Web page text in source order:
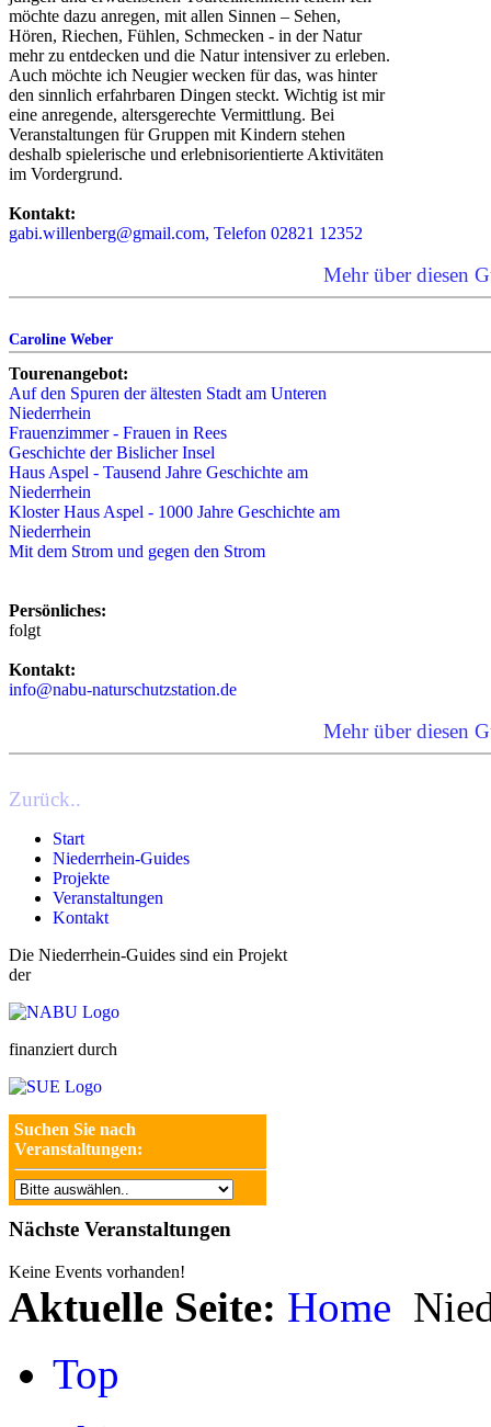
möchte dazu anregen, mit allen Sinnen – Sehen,
Hören, Riechen, Fühlen, Schmecken - in der Natur
mehr zu entdecken und die Natur intensiver zu erleben.
Auch möchte ich Neugier wecken für das, was hinter
den sinnlich erfahrbaren Dingen steckt. Wichtig ist mir
eine anregende, altersgerechte Vermittlung. Bei
Veranstaltungen für Gruppen mit Kindern stehen
deshalb spielerische und erlebnisorientierte Aktivitäten
im Vordergrund.
Kontakt:
gabi.willenberg@gmail.com, Telefon 02821 12352
Mehr über diesen
Caroline Weber
Tourenangebot:
Auf den Spuren der ältesten Stadt am Unteren
Niederrhein
Frauenzimmer - Frauen in Rees
Geschichte der Bislicher Insel
Haus Aspel - Tausend Jahre Geschichte am
Niederrhein
Kloster Haus Aspel - 1000 Jahre Geschichte am
Niederrhein
Mit dem Strom und gegen den Strom
Persönliches:
folgt
Kontakt:
info@nabu-naturschutzstation.de
Mehr über diesen
Zurück..
Start
Niederrhein-Guides
Projekte
Veranstaltungen
Kontakt
Die Niederrhein-Guides sind ein Projekt
der
finanziert durch
Suchen Sie nach
Veranstaltungen:
Nächste Veranstaltungen
Keine Events vorhanden!
Aktuelle Seite: Home
Top